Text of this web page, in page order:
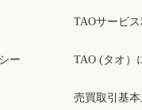
ー
TAOサービ
TAO (タオ）
売買取引基